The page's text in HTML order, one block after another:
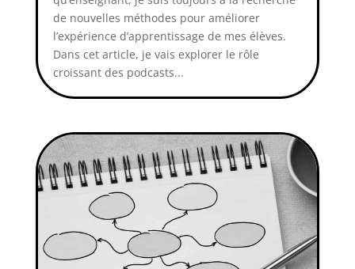
de nouvelles méthodes pour améliorer
l’expérience d’apprentissage de mes élèves.
Dans cet article, je vais explorer le rôle
croissant des podcasts...